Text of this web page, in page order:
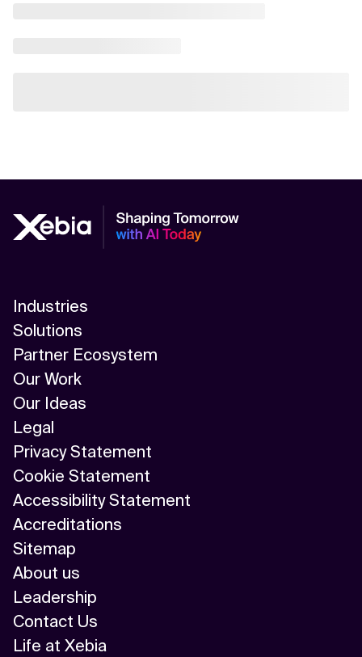
Industries
Solutions
Partner Ecosystem
Our Work
Our Ideas
Legal
Privacy Statement
Cookie Statement
Accessibility Statement
Accreditations
Sitemap
About us
Leadership
Contact Us
Life at Xebia